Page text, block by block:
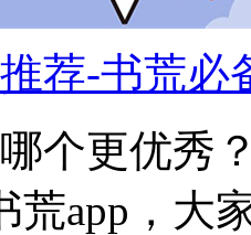
荐-书荒必
个更优秀
荒app，大